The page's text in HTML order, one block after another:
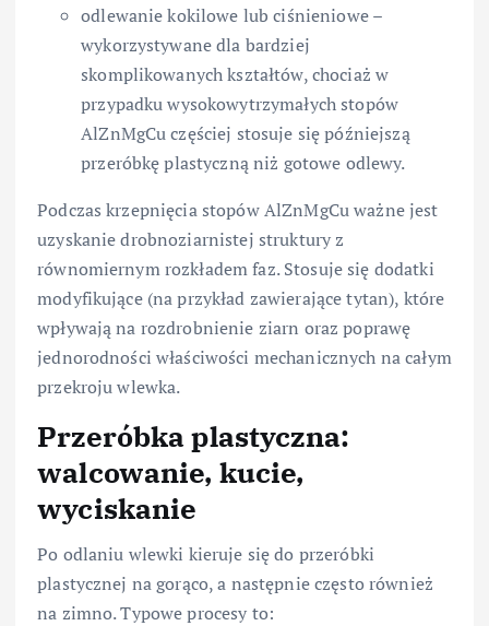
odlewanie kokilowe lub ciśnieniowe –
wykorzystywane dla bardziej
skomplikowanych kształtów, chociaż w
przypadku wysokowytrzymałych stopów
AlZnMgCu częściej stosuje się późniejszą
przeróbkę plastyczną niż gotowe odlewy.
Podczas krzepnięcia stopów AlZnMgCu ważne jest
uzyskanie drobnoziarnistej struktury z
równomiernym rozkładem faz. Stosuje się dodatki
modyfikujące (na przykład zawierające tytan), które
wpływają na rozdrobnienie ziarn oraz poprawę
jednorodności właściwości mechanicznych na całym
przekroju wlewka.
Przeróbka plastyczna:
walcowanie, kucie,
wyciskanie
Po odlaniu wlewki kieruje się do przeróbki
plastycznej na gorąco, a następnie często również
na zimno. Typowe procesy to: